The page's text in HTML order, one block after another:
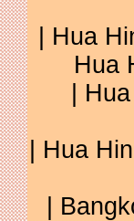
Hua
Hua
Hua